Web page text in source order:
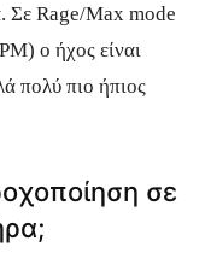
Σε Rage/Max mode
ο ήχος είναι
πολύ πιο ήπιος
σε